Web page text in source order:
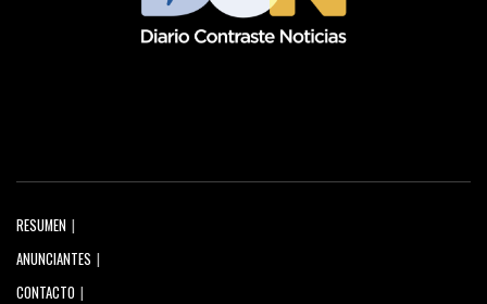
RESUMEN
ANUNCIANTES
CONTACTO